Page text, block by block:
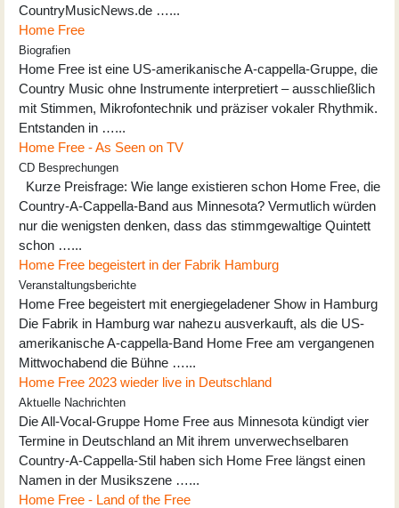
CountryMusicNews.de …...
Home Free
Biografien
Home Free ist eine US-amerikanische A-cappella-Gruppe, die
Country Music ohne Instrumente interpretiert – ausschließlich
mit Stimmen, Mikrofontechnik und präziser vokaler Rhythmik.
Entstanden in …...
Home Free - As Seen on TV
CD Besprechungen
Kurze Preisfrage: Wie lange existieren schon Home Free, die
Country-A-Cappella-Band aus Minnesota? Vermutlich würden
nur die wenigsten denken, dass das stimmgewaltige Quintett
schon …...
Home Free begeistert in der Fabrik Hamburg
Veranstaltungsberichte
Home Free begeistert mit energiegeladener Show in Hamburg
Die Fabrik in Hamburg war nahezu ausverkauft, als die US-
amerikanische A-cappella-Band Home Free am vergangenen
Mittwochabend die Bühne …...
Home Free 2023 wieder live in Deutschland
Aktuelle Nachrichten
Die All-Vocal-Gruppe Home Free aus Minnesota kündigt vier
Termine in Deutschland an Mit ihrem unverwechselbaren
Country-A-Cappella-Stil haben sich Home Free längst einen
Namen in der Musikszene …...
Home Free - Land of the Free